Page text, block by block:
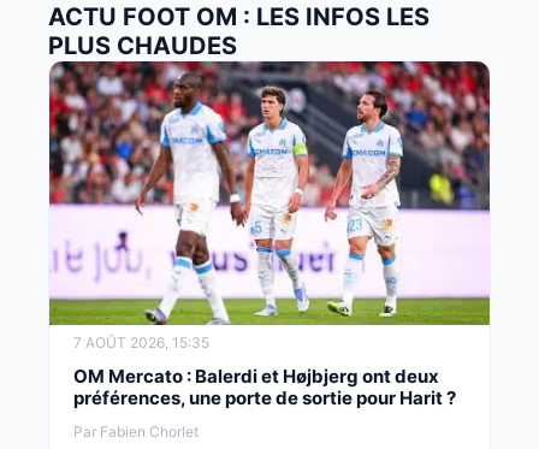
ACTU FOOT OM : LES INFOS LES
PLUS CHAUDES
7 AOÛT 2026, 15:35
OM Mercato : Balerdi et Højbjerg ont deux
préférences, une porte de sortie pour Harit ?
Par Fabien Chorlet